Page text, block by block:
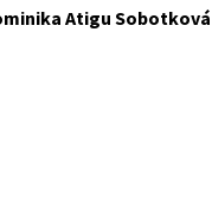
Atigu Sobotková